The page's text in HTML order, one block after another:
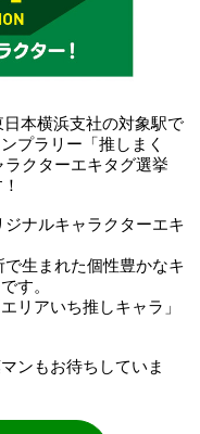
本横浜支社の対象駅で
プラリー「推しまく
クターエキタグ選挙
ジナルキャラクターエキ
生まれた個性豊かなキ
す。
リアいち推しキャラ」
ンもお待ちしていま